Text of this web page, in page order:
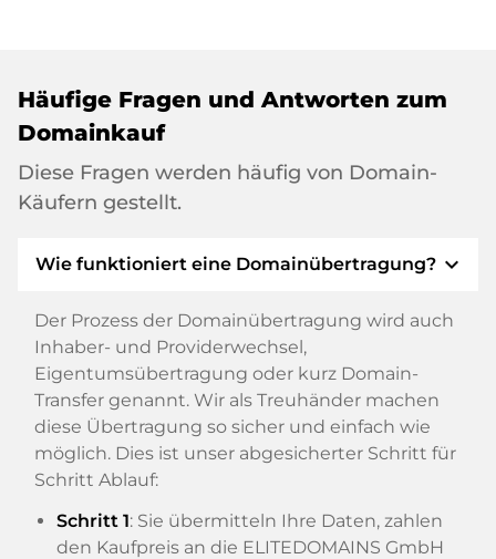
Häufige Fragen und Antworten zum
Domainkauf
Diese Fragen werden häufig von Domain-
Käufern gestellt.
Wie funktioniert eine Domainübertragung? expand_more
Der Prozess der Domainübertragung wird auch
Inhaber- und Providerwechsel,
Eigentumsübertragung oder kurz Domain-
Transfer genannt. Wir als Treuhänder machen
diese Übertragung so sicher und einfach wie
möglich. Dies ist unser abgesicherter Schritt für
Schritt Ablauf:
Schritt 1: Sie übermitteln Ihre Daten, zahlen
den Kaufpreis an die ELITEDOMAINS GmbH